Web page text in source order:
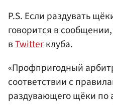
P.S. Если раздувать
говорится в
вTwitterклуба.
«Профпригодный
соответствии с
раздувающего щёки по